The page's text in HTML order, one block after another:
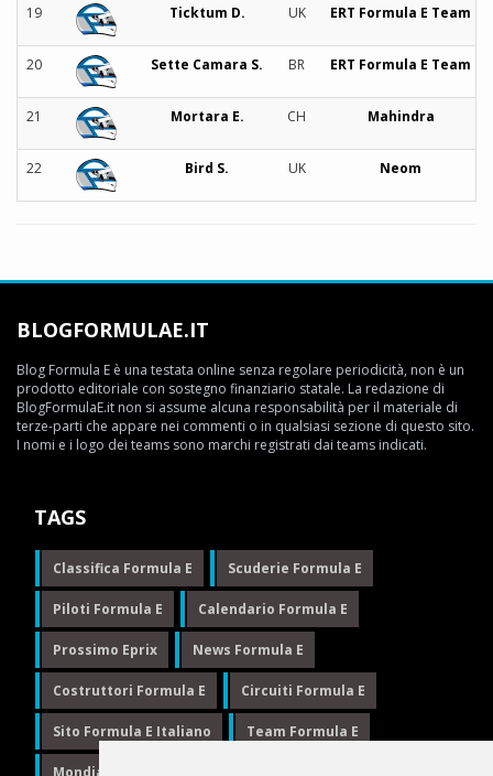
19 Ticktum D. UK ERT Formula E Team
20 Sette Camara S. BR ERT Formula E Team
21 Mortara E. CH Mahindra
22 Bird S. UK Neom
BLOGFORMULAE.IT
Blog Formula E è una testata online senza regolare periodicità, non è un
prodotto editoriale con sostegno finanziario statale. La redazione di
BlogFormulaE.it non si assume alcuna responsabilità per il materiale di
terze-parti che appare nei commenti o in qualsiasi sezione di questo sito.
I nomi e i logo dei teams sono marchi registrati dai teams indicati.
TAGS
Classifica Formula E Scuderie Formula E
Piloti Formula E Calendario Formula E
Prossimo Eprix News Formula E
Costruttori Formula E Circuiti Formula E
Sito Formula E Italiano Team Formula E